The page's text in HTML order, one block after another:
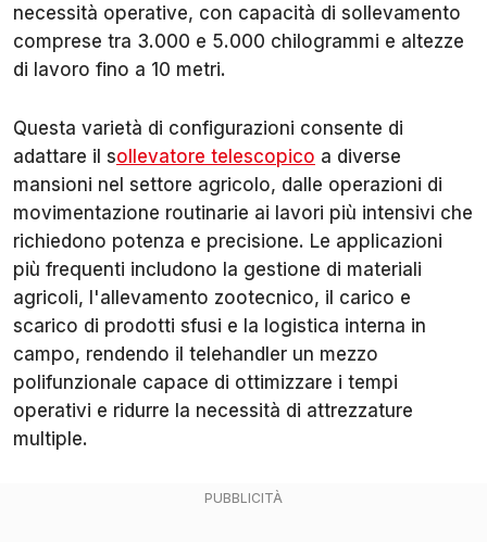
necessità operative, con capacità di sollevamento
comprese tra 3.000 e 5.000 chilogrammi e altezze
di lavoro fino a 10 metri.
Questa varietà di configurazioni consente di
adattare il sollevatore telescopico a diverse
mansioni nel settore agricolo, dalle operazioni di
movimentazione routinarie ai lavori più intensivi che
richiedono potenza e precisione. Le applicazioni
più frequenti includono la gestione di materiali
agricoli, l'allevamento zootecnico, il carico e
scarico di prodotti sfusi e la logistica interna in
campo, rendendo il telehandler un mezzo
polifunzionale capace di ottimizzare i tempi
operativi e ridurre la necessità di attrezzature
multiple.